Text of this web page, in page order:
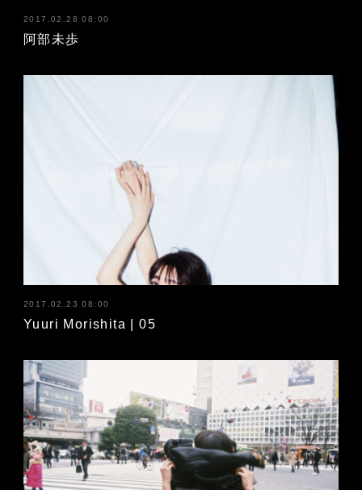
2017.02.28 08:00
阿部未歩
2017.02.23 08:00
Yuuri Morishita | 05